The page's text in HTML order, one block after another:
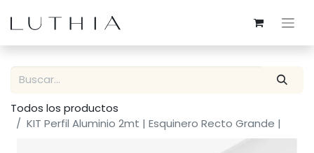
Todos los productos
KIT Perfil Aluminio 2mt | Esquinero Recto Grande |